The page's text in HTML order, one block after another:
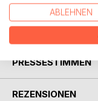
AUTOR/IN
PRESSESTIMMEN
REZENSIONEN
ABLEHNEN